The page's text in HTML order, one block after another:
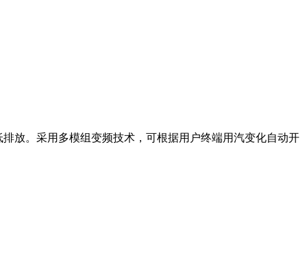
放。采用多模组变频技术，可根据用户终端用汽变化自动开